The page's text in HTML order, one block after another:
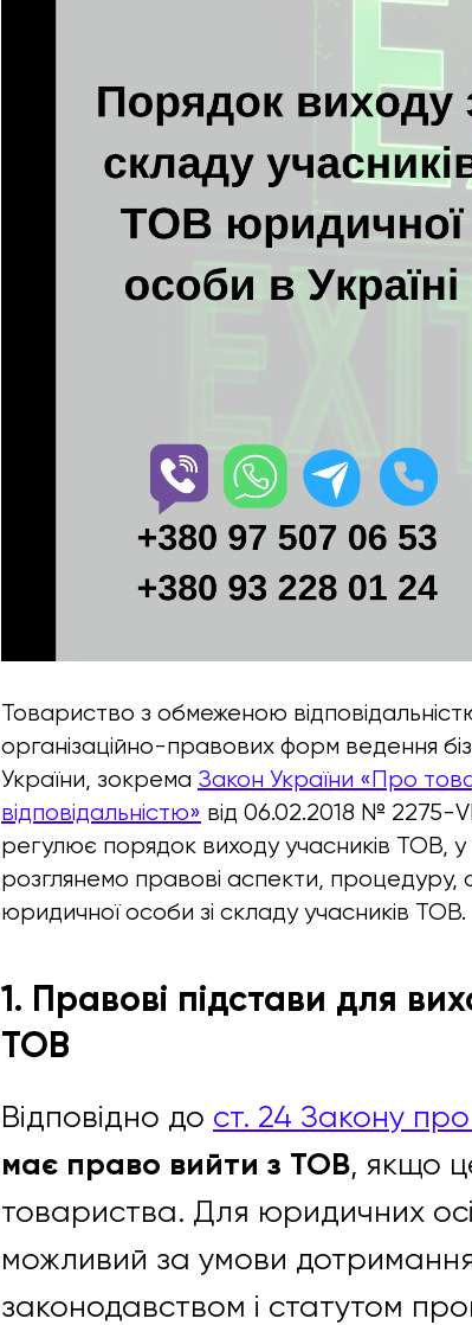
Товариство з обмеженою
організаційно-правових форм ведення
України, зокрема Закон України «Про
відповідальністю» від 06.02.2018 № 2275-
регулює порядок виходу учасників ТОВ, у
розглянемо правові аспекти, процедуру,
юридичної особи зі складу учасників ТОВ.
1. Правові підстави для
ТОВ
Відповідно до ст. 24 Закону
має право вийти з ТОВ, якщо
товариства. Для юридичних
можливий за умови
законодавством і статутом